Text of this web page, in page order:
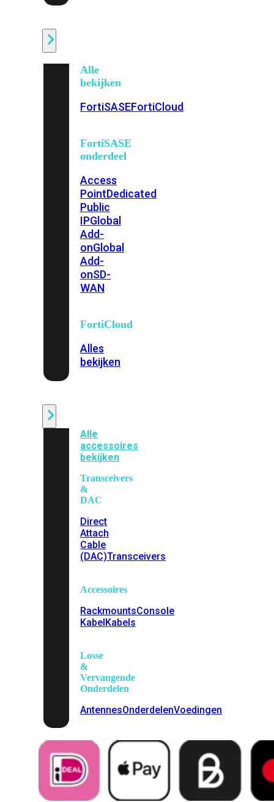
Alle
bekijken
FortiSASEFortiCloud
FortiSASE
onderdeel
Access
PointDedicated
Public
IPGlobal
Add-
onGlobal
Add-
onSD-
WAN
FortiCloud
Alles
bekijken
Alle
accessoires
bekijken
Transceivers
&
DAC
Direct
Attach
Cable
(DAC)Transceivers
Accessoires
RackmountsConsole
KabelKabels
Losse
&
Vervangende
Onderdelen
AntennesOnderdelenVoedingen